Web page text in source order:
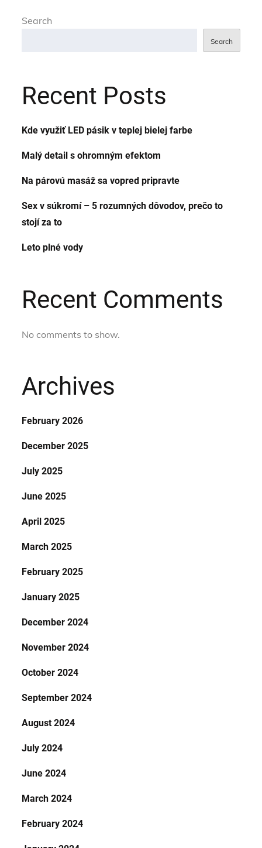
Search
Search
Recent Posts
Kde využiť LED pásik v teplej bielej farbe
Malý detail s ohromným efektom
Na párovú masáž sa vopred pripravte
Sex v súkromí – 5 rozumných dôvodov, prečo to
stojí za to
Leto plné vody
Recent Comments
No comments to show.
Archives
February 2026
December 2025
July 2025
June 2025
April 2025
March 2025
February 2025
January 2025
December 2024
November 2024
October 2024
September 2024
August 2024
July 2024
June 2024
March 2024
February 2024